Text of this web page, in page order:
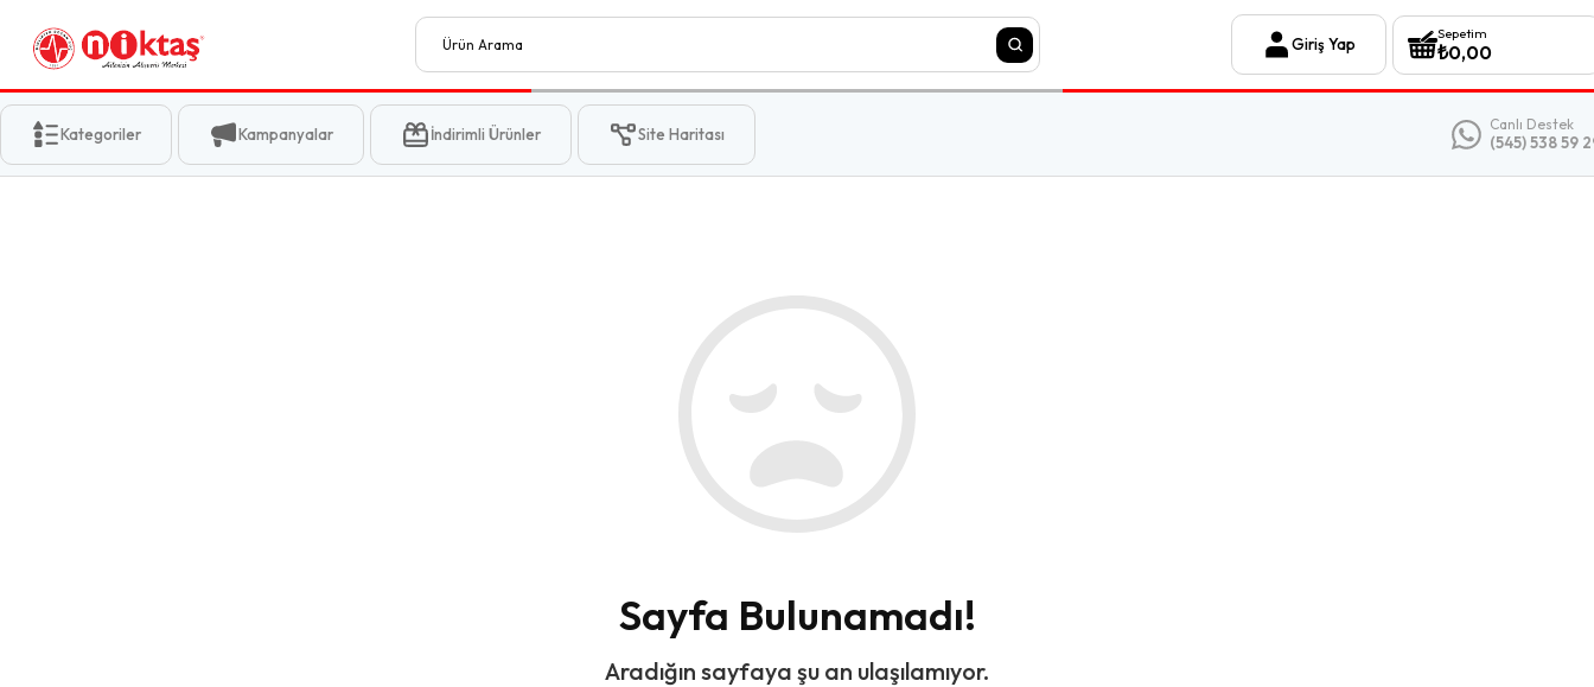
Giriş Yap
Sepetim
₺0,00
Kategoriler Kampanyalar İndirimli Ürünler Site Haritası Canlı Destek
(545) 538 59
Sayfa Bulunamadı!
Aradığın sayfaya şu an ulaşılamıyor.